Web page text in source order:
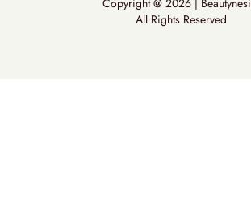
Copyright @ 2026 |
All Rights Reserved